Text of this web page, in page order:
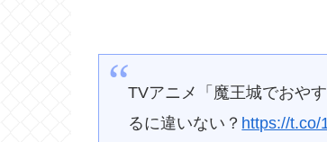
TVアニメ「魔王城でおや
るに違いない？ https://t.co/